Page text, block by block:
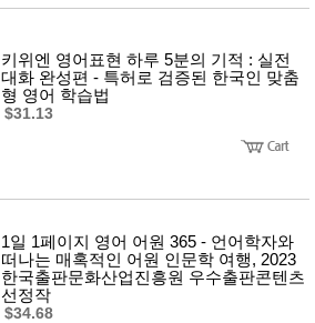
키위엔 영어표현 하루 5분의 기적 : 실전
대화 완성편 - 특허로 검증된 한국인 맞춤
형 영어 학습법
$31.13
1일 1페이지 영어 어원 365 - 언어학자와
떠나는 매혹적인 어원 인문학 여행, 2023
한국출판문화산업진흥원 우수출판콘텐츠
선정작
$34.68